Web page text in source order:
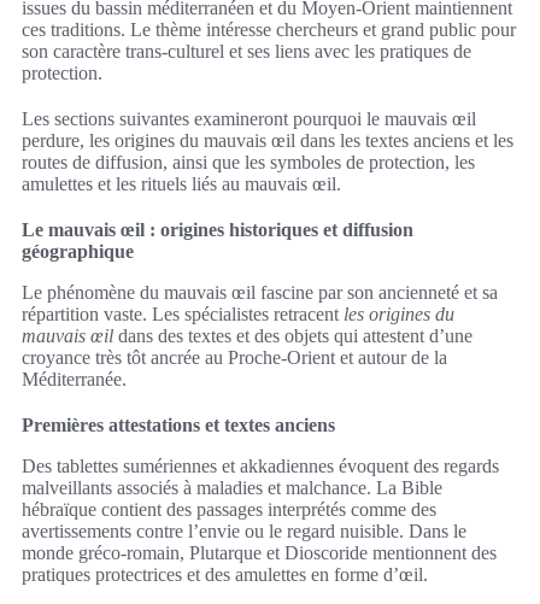
issues du bassin méditerranéen et du Moyen-Orient maintiennent
ces traditions. Le thème intéresse chercheurs et grand public pour
son caractère trans-culturel et ses liens avec les pratiques de
protection.
Les sections suivantes examineront pourquoi le mauvais œil
perdure, les origines du mauvais œil dans les textes anciens et les
routes de diffusion, ainsi que les symboles de protection, les
amulettes et les rituels liés au mauvais œil.
Le mauvais œil : origines historiques et diffusion
géographique
Le phénomène du mauvais œil fascine par son ancienneté et sa
répartition vaste. Les spécialistes retracent les origines du
mauvais œil dans des textes et des objets qui attestent d’une
croyance très tôt ancrée au Proche-Orient et autour de la
Méditerranée.
Premières attestations et textes anciens
Des tablettes sumériennes et akkadiennes évoquent des regards
malveillants associés à maladies et malchance. La Bible
hébraïque contient des passages interprétés comme des
avertissements contre l’envie ou le regard nuisible. Dans le
monde gréco-romain, Plutarque et Dioscoride mentionnent des
pratiques protectrices et des amulettes en forme d’œil.